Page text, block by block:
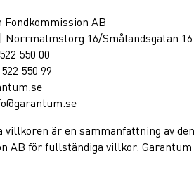
Fondkommission AB
Norrmalmstorg 16/Smålandsgatan 16
550 00
550 99
villkoren är en sammanfattning av
AB för fullständiga villkor.